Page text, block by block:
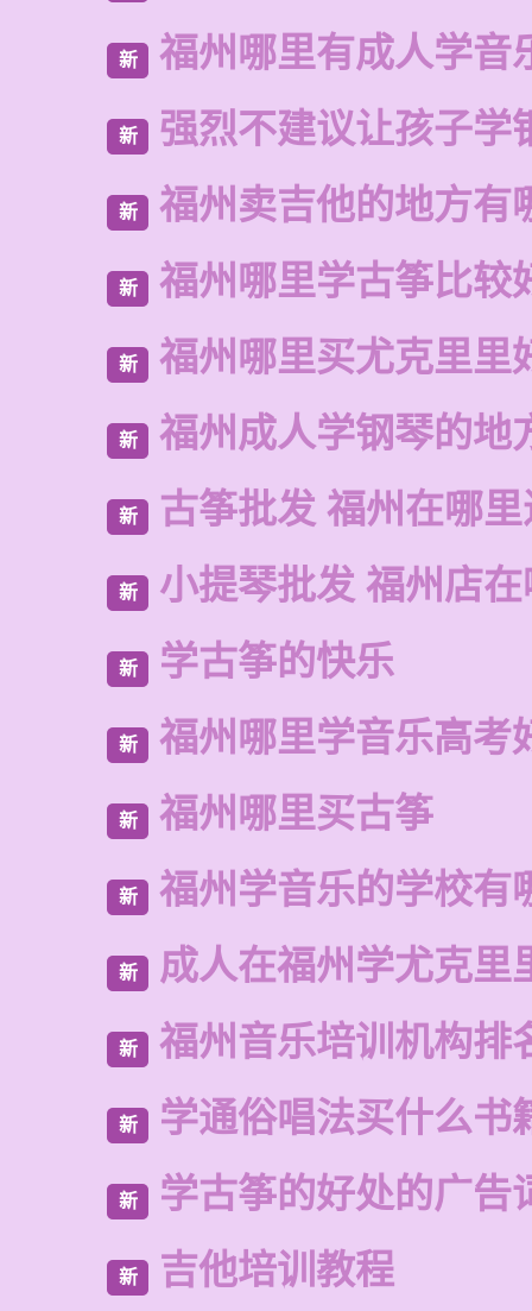
新 福州哪里有成人学音
新 强烈不建议让孩子学
新 福州卖吉他的地方有
新 福州哪里学古筝比较
新 福州哪里买尤克里里
新 福州成人学钢琴的地
新 古筝批发 福州在哪
新 小提琴批发 福州店
新 学古筝的快乐
新 福州哪里学音乐高考
新 福州哪里买古筝
新 福州学音乐的学校有
新 成人在福州学尤克里
新 福州音乐培训机构排
新 学通俗唱法买什么书
新 学古筝的好处的广告
新 吉他培训教程